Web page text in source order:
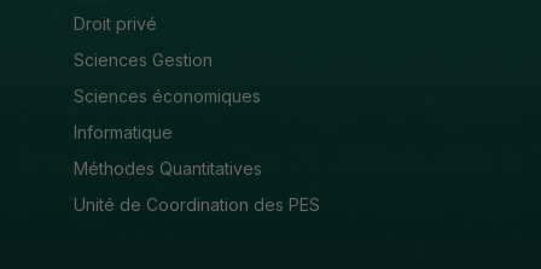
Droit privé
Sciences Gestion
Sciences économiques
Informatique
Méthodes Quantitatives
Unité de Coordination des PES